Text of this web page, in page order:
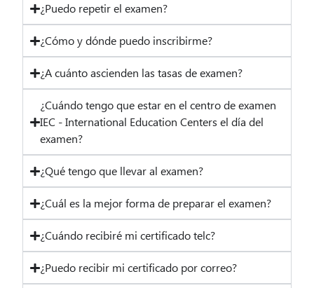
¿Puedo repetir el examen?
¿Cómo y dónde puedo inscribirme?
¿A cuánto ascienden las tasas de examen?
¿Cuándo tengo que estar en el centro de examen
IEC - International Education Centers el día del
examen?
¿Qué tengo que llevar al examen?
¿Cuál es la mejor forma de preparar el examen?
¿Cuándo recibiré mi certificado telc?
¿Puedo recibir mi certificado por correo?